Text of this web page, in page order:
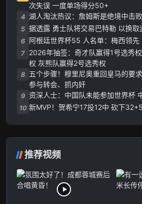
次失误 一度单场得分50+
4 湖人淘汰热议：詹姆斯是绝境中击
5 据透露 勇士队将交易巴特勒 以换取
6 阿根廷世界杯55 人名单：梅西领
7 2026年抽签：奇才队赢得1号选秀
权 灰熊队赢得2号选秀权
8 五个步骤！穆里尼奥重回皇马的要
参与转会、抓内奸
9 资深人士：中国队未能参加世界杯
10 新MVP！贺希宁17投12中 砍下
推荐视频